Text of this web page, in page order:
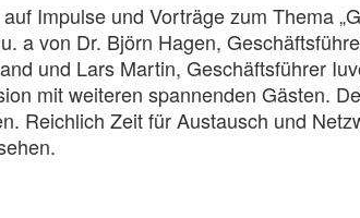
Impulse und Vorträge zum Thema
a von Dr. Björn Hagen,
und Lars Martin, Geschäftsführer
mit weiteren spannenden Gästen.
Reichlich Zeit für Austausch und